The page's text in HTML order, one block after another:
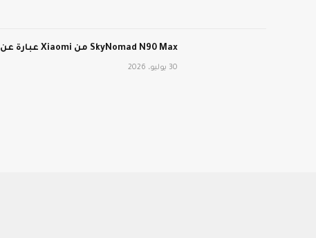
SkyNomad N90 Max من Xiaomi عبارة عن سيارة كهربائية طويلة المدى ذات تصميم داخلي متحول
30 يوليو، 2026